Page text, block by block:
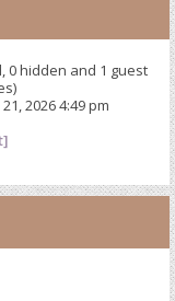
0 hidden and 1 guest
2026 4:49 pm